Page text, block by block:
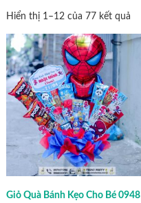
Hiển thị 1–12 của 77 kết quả
Giỏ Quà Bánh Kẹo Cho Bé 0948